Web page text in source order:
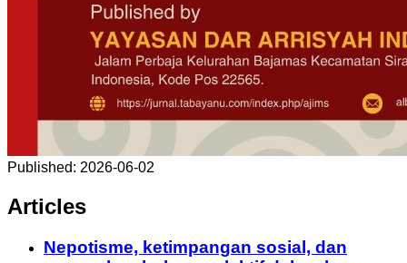
Published: 2026-06-02
Articles
Nepotisme, ketimpangan sosial, dan